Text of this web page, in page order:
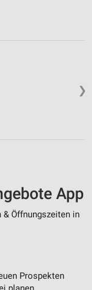
❯
App
& Öffnungszeiten in
Prospekten